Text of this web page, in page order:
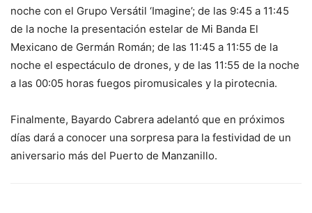
noche con el Grupo Versátil ‘Imagine’; de las 9:45 a 11:45
de la noche la presentación estelar de Mi Banda El
Mexicano de Germán Román; de las 11:45 a 11:55 de la
noche el espectáculo de drones, y de las 11:55 de la noche
a las 00:05 horas fuegos piromusicales y la pirotecnia.
Finalmente, Bayardo Cabrera adelantó que en próximos
días dará a conocer una sorpresa para la festividad de un
aniversario más del Puerto de Manzanillo.